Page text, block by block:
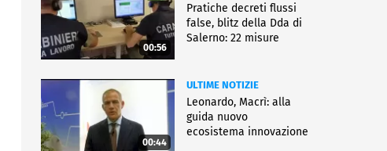
00:56
Pratiche decreti flussi
false, blitz della Dda di
Salerno: 22 misure
00:44
ULTIME NOTIZIE
Leonardo, Macrì: alla
guida nuovo
ecosistema innovazione